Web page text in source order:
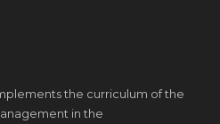
the curriculum of the
in the